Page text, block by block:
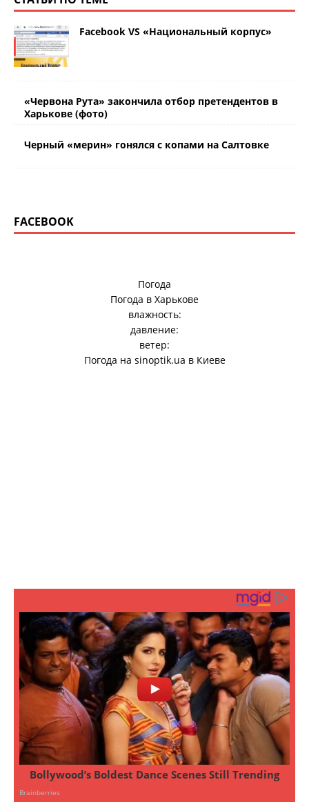
Facebook VS «Национальный корпус»
«Червона Рута» закончила отбор претендентов в
Харькове (фото)
Черный «мерин» гонялся с копами на Салтовке
FACEBOOK
Погода
Погода в Харькове
влажность:
давление:
ветер:
Погода на sinoptik.ua в Киеве